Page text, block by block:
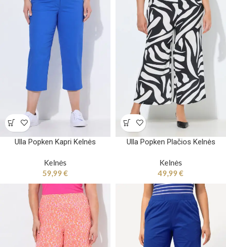
Ulla Popken Kapri Kelnės
Kelnės
59,99 €
Ulla Popken Plačios Kelnės
Kelnės
49,99 €